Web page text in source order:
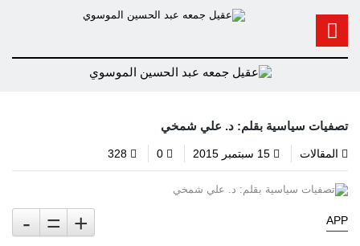
تصفيات سياسية بقلم: د. علي شمخي
المقالات
APP
+
=
-